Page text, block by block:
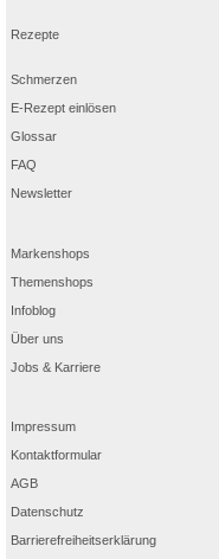
Rezepte
Schmerzen
E-Rezept einlösen
Glossar
FAQ
Newsletter
Markenshops
Themenshops
Infoblog
Über uns
Jobs & Karriere
Impressum
Kontaktformular
AGB
Datenschutz
Barrierefreiheitserklärung